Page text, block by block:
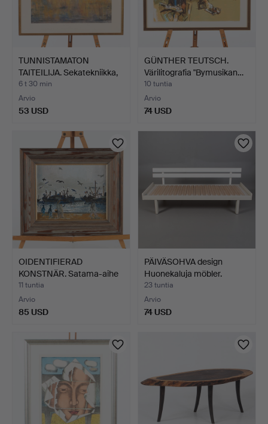
TUNNISTAMATON
TAITEILIJA. Sekatekniikka,
s…
6 t 30 min
Arvio
53 USD
GÜNTHER TEUTSCH.
Värilitografia "Bymusikan…
10 tuntia
Arvio
74 USD
OIDENTIFIERAD
KONSTNÄR. Satama-aihe
kalast…
11 tuntia
Arvio
85 USD
PÄIVÄSOHVA design
Huonekaluja möbler.
23 tuntia
Arvio
74 USD